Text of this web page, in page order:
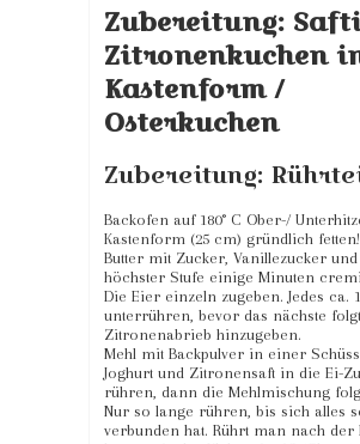
Zubereitung:
Zitronenkuchen
Kastenform /
Osterkuchen
Zubereitung:
Backofen auf 180° C Ober-/
Kastenform (25 cm) gründlich fetten!
Butter mit Zucker, Vanillezucker
höchster Stufe einige Minuten
Die Eier einzeln zugeben. Jedes ca.
unterrühren, bevor das nächste
Zitronenabrieb hinzugeben.
Mehl mit Backpulver in einer
Joghurt und Zitronensaft in die Ei-
rühren, dann die Mehlmischung
Nur so lange rühren, bis sich alles
verbunden hat. Rührt man nach der